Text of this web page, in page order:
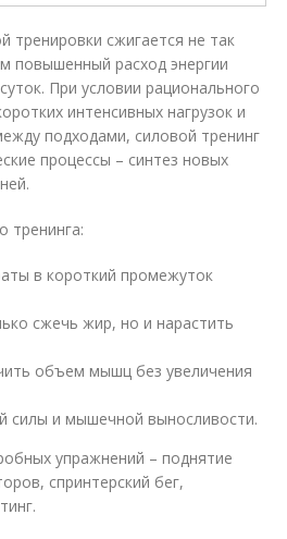
тренировки сжигается не так
повышенный расход энергии
При условии рационального
интенсивных нагрузок и
подходами, силовой тренинг
процессы – синтез новых
тренинга:
в короткий промежуток
сжечь жир, но и нарастить
объем мышц без увеличения
силы и мышечной выносливости.
упражнений – поднятие
спринтерский бег,